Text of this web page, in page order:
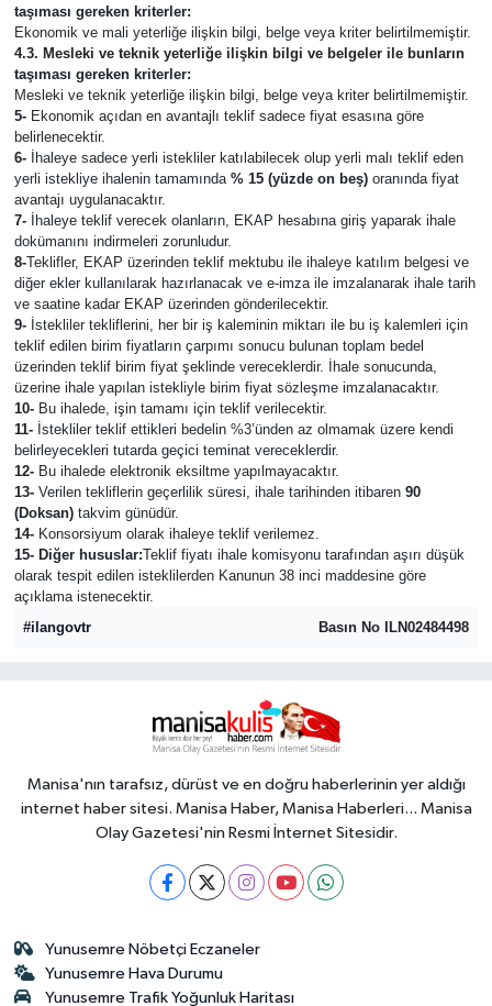
taşıması gereken kriterler:
Ekonomik ve mali yeterliğe ilişkin bilgi, belge veya kriter belirtilmemiştir.
4.3. Mesleki ve teknik yeterliğe ilişkin bilgi ve belgeler ile bunların
taşıması gereken kriterler:
Mesleki ve teknik yeterliğe ilişkin bilgi, belge veya kriter belirtilmemiştir.
5-Ekonomik açıdan en avantajlı teklif sadece fiyat esasına göre
belirlenecektir.
6-İhaleye sadece yerli istekliler katılabilecek olup yerli malı teklif eden
yerli istekliye ihalenin tamamında % 15 (yüzde on beş) oranında fiyat
avantajı uygulanacaktır.
7-İhaleye teklif verecek olanların, EKAP hesabına giriş yaparak ihale
dokümanını indirmeleri zorunludur.
8-Teklifler, EKAP üzerinden teklif mektubu ile ihaleye katılım belgesi ve
diğer ekler kullanılarak hazırlanacak ve e-imza ile imzalanarak ihale tarih
ve saatine kadar EKAP üzerinden gönderilecektir.
9-İstekliler tekliflerini, her bir iş kaleminin miktarı ile bu iş kalemleri için
teklif edilen birim fiyatların çarpımı sonucu bulunan toplam bedel
üzerinden teklif birim fiyat şeklinde vereceklerdir. İhale sonucunda,
üzerine ihale yapılan istekliyle birim fiyat sözleşme imzalanacaktır.
10-Bu ihalede, işin tamamı için teklif verilecektir.
11-İstekliler teklif ettikleri bedelin %3’ünden az olmamak üzere kendi
belirleyecekleri tutarda geçici teminat vereceklerdir.
12-Bu ihalede elektronik eksiltme yapılmayacaktır.
13-Verilen tekliflerin geçerlilik süresi, ihale tarihinden itibaren 90
(Doksan)takvim günüdür.
14-Konsorsiyum olarak ihaleye teklif verilemez.
15- Diğer hususlar:Teklif fiyatı ihale komisyonu tarafından aşırı düşük
olarak tespit edilen isteklilerden Kanunun 38 inci maddesine göre
açıklama istenecektir.
#ilangovtr
Basın No ILN02484498
Manisa'nın tarafsız, dürüst ve en doğru haberlerinin yer aldığı
internet haber sitesi. Manisa Haber, Manisa Haberleri... Manisa
Olay Gazetesi'nin Resmi İnternet Sitesidir.
Yunusemre Nöbetçi Eczaneler
Yunusemre Hava Durumu
Yunusemre Trafik Yoğunluk Haritası